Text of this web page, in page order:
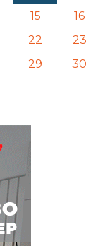
15
16
22
23
29
30